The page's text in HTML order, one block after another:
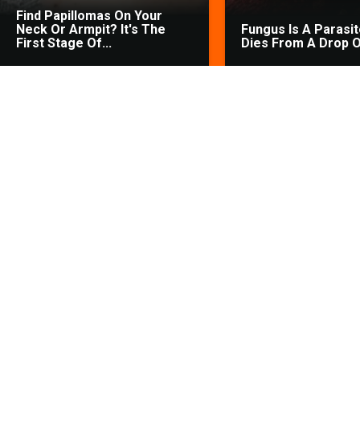
Find Papillomas On Your
Neck Or Armpit? It's The
First Stage Of...
Fungus Is A
Dies From A Drop